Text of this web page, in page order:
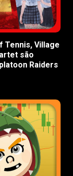
Tennis, Village
são
Raiders